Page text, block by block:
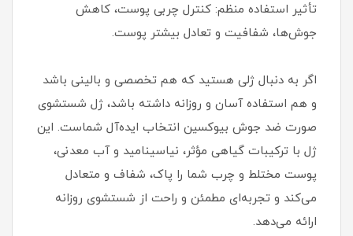
تأثیر استفاده منظم: کنترل چربی پوست، کاهش
جوش‌ها، شفافیت و تعادل بیشتر پوست.
اگر به دنبال ژلی هستید که هم تخصصی و بالینی باشد
و هم استفاده آسان و روزانه داشته باشد، ژل شستشوی
صورت ضد جوش بیوکسین انتخاب ایده‌آل شماست. این
ژل با ترکیبات گیاهی مؤثر، نیاسینامید و آب معدنی،
پوست مختلط و چرب شما را پاک، شفاف و متعادل
می‌کند و تجربه‌ای مطمئن و راحت از شستشوی روزانه
ارائه می‌دهد.